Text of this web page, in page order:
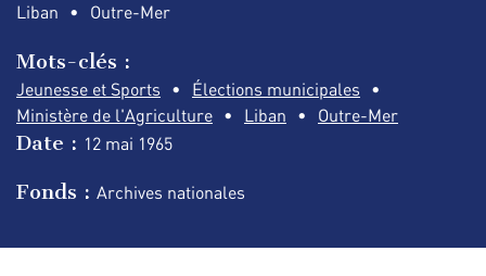
Liban Outre-Mer
Mots-clés :
Jeunesse et Sports
Élections municipales
Ministère de l'Agriculture
Liban Outre-Mer
Date : 12 mai 1965
Fonds : Archives nationales